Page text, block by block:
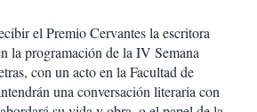
el Premio Cervantes la escritora
la programación de la IV Semana
con un acto en la Facultad de
una conversación literaria con